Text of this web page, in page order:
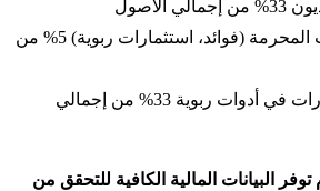
الأصول
ألا تتجاوز الإيرادات المحرمة (فوائد، استثمارات ربوية) 5% من
ألا تتجاوز الاستثمارات في أدوات ربوية 33% من إجمالي
البيانات المالية الكافية للتحقق من